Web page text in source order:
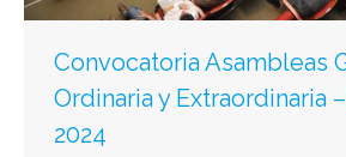
Convocatoria Asambleas
Ordinaria y Extraordinaria
2024